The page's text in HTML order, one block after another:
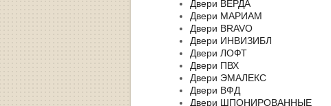
Двери ВЕРДА
Двери МАРИАМ
Двери BRAVO
Двери ИНВИЗИБЛ
Двери ЛОФТ
Двери ПВХ
Двери ЭМАЛЕКС
Двери ВФД
Двери ШПОНИРОВАННЫЕ